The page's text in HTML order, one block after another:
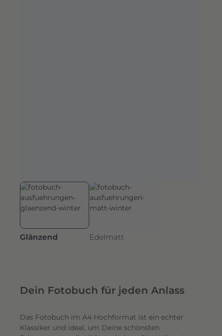
Glänzend Edelmatt
Dein Fotobuch für jeden Anlass
Das Fotobuch im A4 Hochformat ist ein echter
Klassiker und ideal, um Deine schönsten